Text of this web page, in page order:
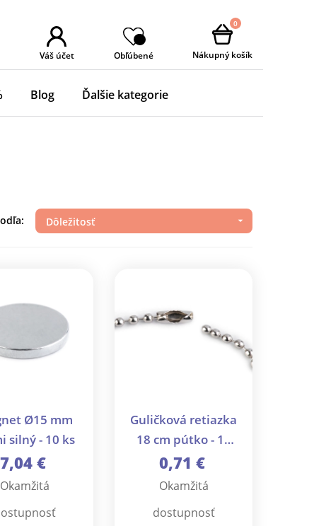
Váš účet
Obľúbené
0
Nákupný košík
Blog Ďalšie kategorie
Dôležitosť 
Ø15 mm
silný - 10 ks
7,04 €
Okamžitá
Guličková retiazka
18 cm pútko - 10
ks
0,71 €
Okamžitá
dostupnosť